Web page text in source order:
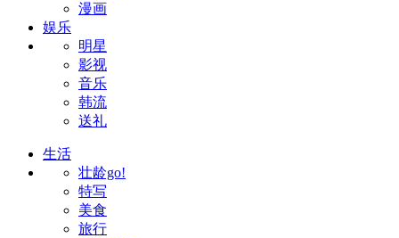
漫画
娱乐
明星
影视
音乐
韩流
送礼
生活
壮龄go!
特写
美食
旅行